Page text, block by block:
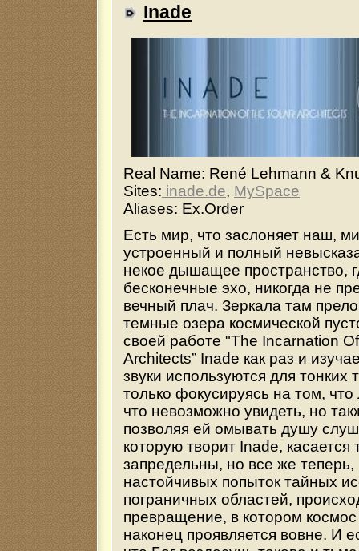
Inade
Real Name: René Lehmann &
Sites: inade.de, MySpace
Aliases: Ex.Order
Есть мир, что заслоняет наш,
устроенный и полный
некое дышащее пространство,
бесконечные эхо, никогда не
вечный плач. Зеркала там
темные озера космической
своей работе "The Incarnation
Architects” Inade как раз и
звуки используются для
только фокусируясь на том,
что невозможно увидеть, но
позволяя ей омывать душу
которую творит Inade, касается
запредельны, но все же теперь,
настойчивых попыток тайных
пограничных областей,
превращение, в котором космос
наконец проявляется вовне. И